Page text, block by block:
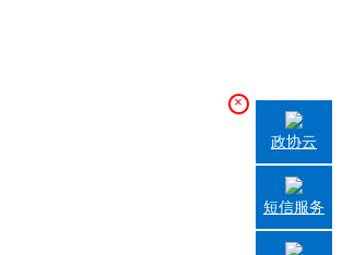
×
政协云
短信服务